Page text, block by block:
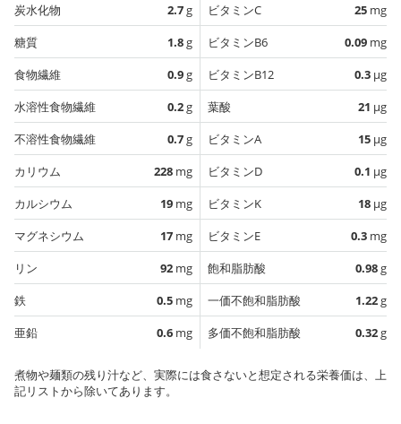
炭水化物
2.7g
糖質
1.8g
食物繊維
0.9g
水溶性食物繊維
0.2g
不溶性食物繊維
0.7g
カリウム
228 mg
カルシウム
19 mg
マグネシウム
17 mg
リン
92 mg
鉄
0.5 mg
亜鉛
0.6 mg
ビタミンC
25 mg
ビタミンB6
0.09 mg
ビタミンB12
0.3 µg
葉酸
21 µg
ビタミンA
15 µg
ビタミンD
0.1 µg
ビタミンK
18 µg
ビタミンE
0.3 mg
飽和脂肪酸
0.98g
一価不飽和脂肪酸
1.22g
多価不飽和脂肪酸
0.32g
煮物や麺類の残り汁など、実際には食さないと想定される栄養価は、上
記リストから除いてあります。